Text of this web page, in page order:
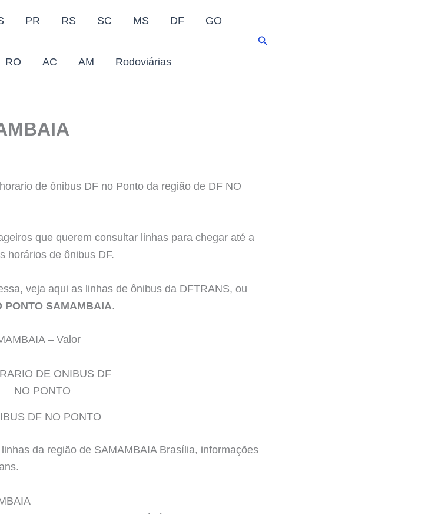
PR RS SC MS DF GO
RO AC AM Rodoviárias
Pesquisar
de ônibus DF no Ponto da região de DF NO
que querem consultar linhas para chegar até a
horários de ônibus DF.
veja aqui as linhas de ônibus da DFTRANS, ou
PONTO SAMAMBAIA.
– Valor
DF NO PONTO
da região de SAMAMBAIA Brasília, informações